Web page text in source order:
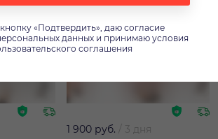
«Подтвердить», даю согласие
данных и принимаю условия
соглашения
1 900 руб.
3 дня